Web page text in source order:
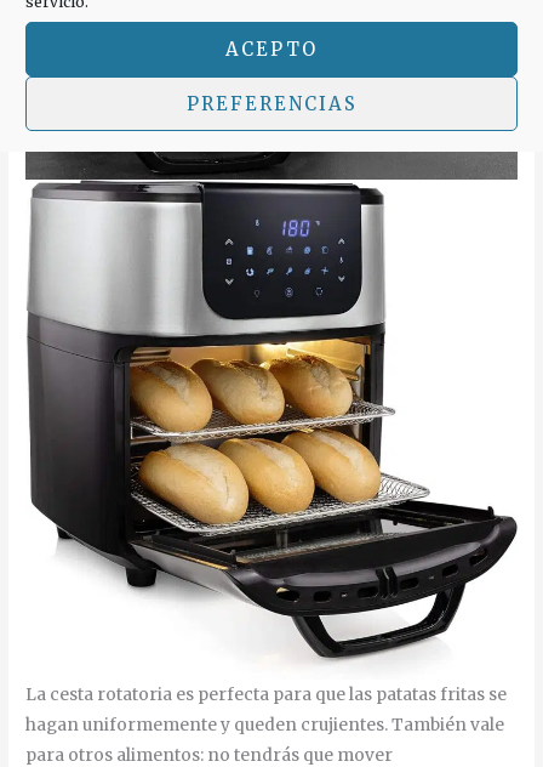
ACEPTO
PREFERENCIAS
La cesta rotatoria es perfecta para que las patatas fritas se
hagan uniformemente y queden crujientes. También vale
para otros alimentos: no tendrás que mover